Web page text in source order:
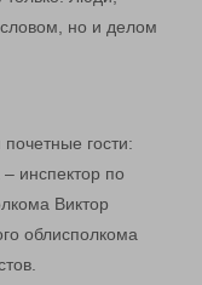
но и делом
гости:
инспектор по
Виктор
облисполкома